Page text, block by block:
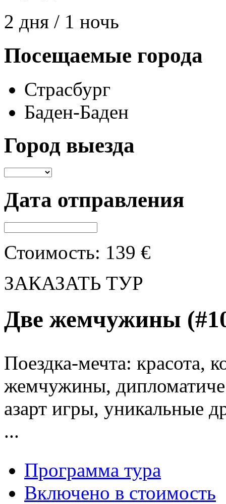
2 дня / 1 ночь
Посещаемые города
Страсбург
Баден-Баден
Город выезда
Дата отправления
Стоимость: 139 €
ЗАКАЗАТЬ ТУР
Две жемчужины
Поездка-мечта: красота,
жемчужины,
азарт игры, уникальные
...
Программа тура
Включено в стоимость